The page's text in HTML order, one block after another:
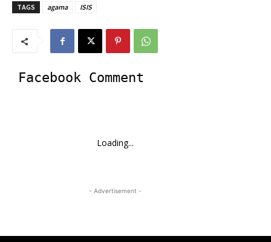
TAGS agama ISIS
Facebook Comment
Loading...
- Advertisement -